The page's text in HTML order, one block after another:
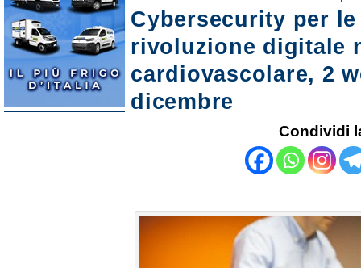
Cybersecurity per
rivoluzione digitale
cardiovascolare, 2
dicembre
Condividi